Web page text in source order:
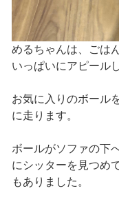
めるちゃんは、ごは
いっぱいにアピール
お気に入りのボール
に走ります。
ボールがソファの下
にシッターを見つめ
もありました。